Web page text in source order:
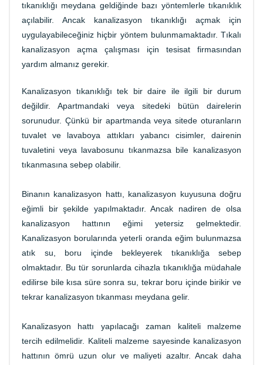
tıkanıklığı meydana geldiğinde bazı yöntemlerle tıkanıklık
açılabilir. Ancak kanalizasyon tıkanıklığı açmak için
uygulayabileceğiniz hiçbir yöntem bulunmamaktadır. Tıkalı
kanalizasyon açma çalışması için tesisat firmasından
yardım almanız gerekir.
Kanalizasyon tıkanıklığı tek bir daire ile ilgili bir durum
değildir. Apartmandaki veya sitedeki bütün dairelerin
sorunudur. Çünkü bir apartmanda veya sitede oturanların
tuvalet ve lavaboya attıkları yabancı cisimler, dairenin
tuvaletini veya lavabosunu tıkanmazsa bile kanalizasyon
tıkanmasına sebep olabilir.
Binanın kanalizasyon hattı, kanalizasyon kuyusuna doğru
eğimli bir şekilde yapılmaktadır. Ancak nadiren de olsa
kanalizasyon hattının eğimi yetersiz gelmektedir.
Kanalizasyon borularında yeterli oranda eğim bulunmazsa
atık su, boru içinde bekleyerek tıkanıklığa sebep
olmaktadır. Bu tür sorunlarda cihazla tıkanıklığa müdahale
edilirse bile kısa süre sonra su, tekrar boru içinde birikir ve
tekrar kanalizasyon tıkanması meydana gelir.
Kanalizasyon hattı yapılacağı zaman kaliteli malzeme
tercih edilmelidir. Kaliteli malzeme sayesinde kanalizasyon
hattının ömrü uzun olur ve maliyeti azaltır. Ancak daha